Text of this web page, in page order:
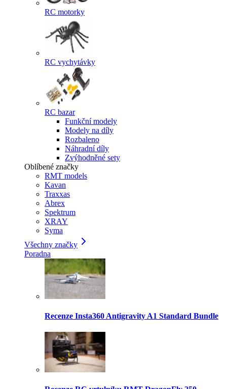
RC motorky
RC vychytávky
RC bazar
Funkční modely
Modely na díly
Rozbaleno
Náhradní díly
Zvýhodněné sety
Oblíbené značky
RMT models
Kavan
Traxxas
Abrex
Spektrum
XRAY
Syma
Všechny značky
Poradna
Recenze Insta360 Antigravity A1 Standard Bundle